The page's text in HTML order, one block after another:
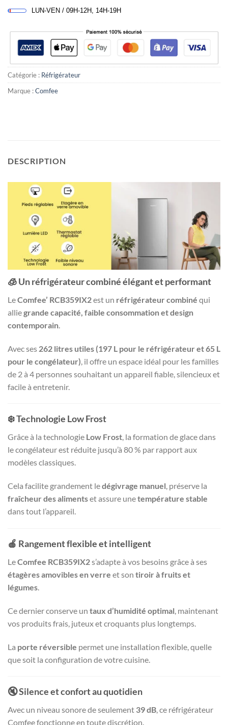
LUN-VEN / 09H-12H, 14H-19H
Catégorie : Réfrigérateur
Marque :Comfee
DESCRIPTION
🧊Un réfrigérateur combiné élégant et performant
LeComfee’ RCB359IX2est un réfrigérateur combiné qui
alliegrande capacité, faible consommation et design
contemporain
Avec ses 262 litres utiles (197 L pour le réfrigérateur et 65 L
pour le congélateur) , il offre un espace idéal pour les familles
de 2 à 4 personnes souhaitant un appareil fiable, silencieux et
facile à entretenir.
❄️Technologie Low Frost
Grâce à la technologie Low Frost, la formation de glace dans
le congélateur est réduite jusqu’à 80 % par rapport aux
modèles classiques.
Cela facilite grandement ledégivrage manuel, préserve la
fraîcheur des alimentset assure unetempérature stable
dans tout l’appareil.
🍎 Rangement flexible et intelligent
LeComfee RCB359IX2s’adapte à vos besoins grâce à ses
étagères amovibles en verre et son tiroir à fruits et
légumes.
Ce dernier conserve un taux d’humidité optimal , maintenant
vos produits frais, juteux et croquants plus longtemps.
La porte réversible permet une installation flexible, quelle
que soit la configuration de votre cuisine.
🔇Silence et confort au quotidien
Avec un niveau sonore de seulement 39 dB, ce réfrigérateur
Comfee fonctionne en toute discrétion.